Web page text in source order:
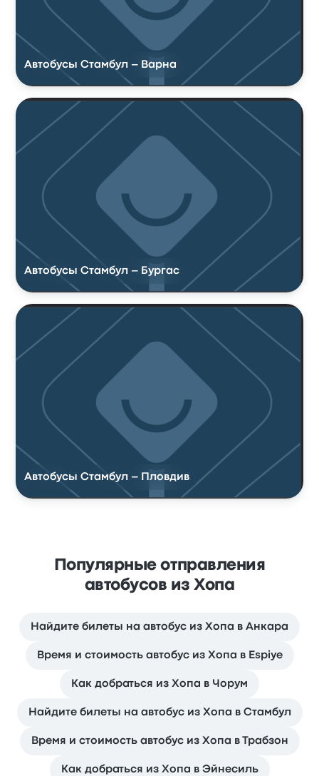
Автобусы Стамбул – Варна
Автобусы Стамбул – Бургас
Автобусы Стамбул – Пловдив
Популярные отправления
автобусов из Хопа
Найдите билеты на автобус из Хопа в Анкара
Время и стоимость автобус из Хопа в Espiye
Как добраться из Хопа в Чорум
Найдите билеты на автобус из Хопа в Стамбул
Время и стоимость автобус из Хопа в Трабзон
Как добраться из Хопа в Эйнесиль